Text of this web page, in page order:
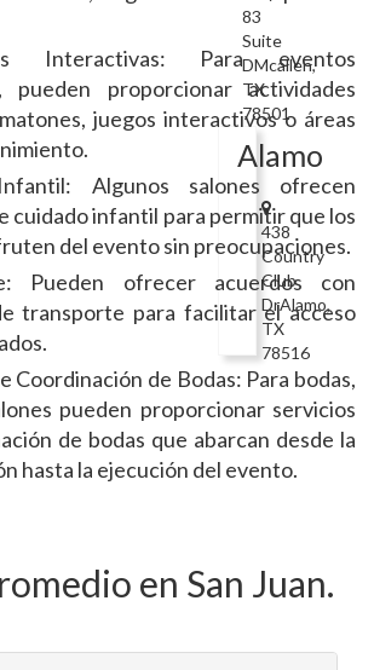
83
Suite
DMcallen,
TX
78501
Alamo
438
Country
Club
DrAlamo,
TX
78516
Interactivas: Para eventos
pueden proporcionar actividades
juegos interactivos o áreas
Algunos salones ofrecen
cuidado infantil para permitir que los
del evento sin preocupaciones.
Pueden ofrecer acuerdos con
transporte para facilitar el acceso
Coordinación de Bodas: Para bodas,
pueden proporcionar servicios
de bodas que abarcan desde la
hasta la ejecución del evento.
en San Juan.